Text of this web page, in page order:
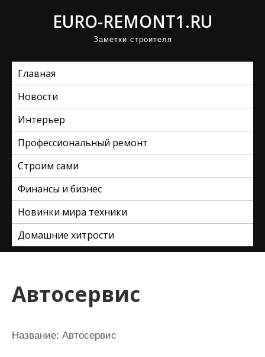
EURO-REMONT1.RU
Заметки строителя
Главная
Новости
Интерьер
Профессиональный ремонт
Строим сами
Финансы и бизнес
Новинки мира техники
Домашние хитрости
Автосервис
Название: Автосервис